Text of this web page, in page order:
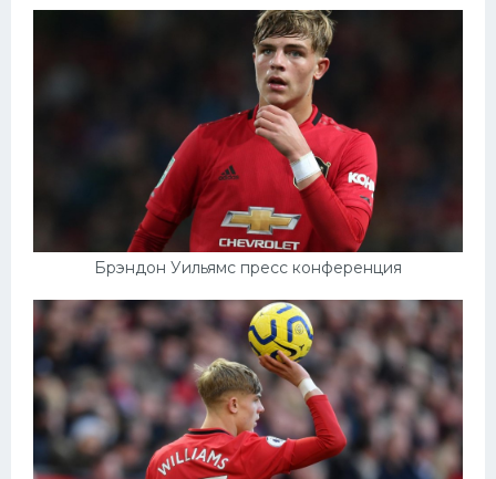
Брэндон Уильямс пресс конференция